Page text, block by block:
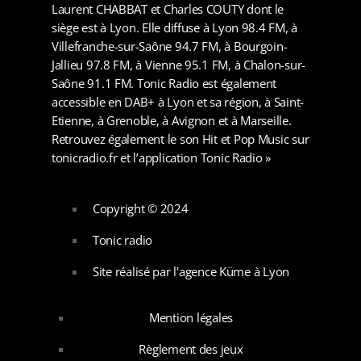
Laurent CHABBAT et Charles COUTY dont le
siège est à Lyon. Elle diffuse à Lyon 98.4 FM, à
Villefranche-sur-Saône 94.7 FM, à Bourgoin-
Jallieu 97.8 FM, à Vienne 95.1 FM, à Chalon-sur-
Saône 91.1 FM. Tonic Radio est également
accessible en DAB+ à Lyon et sa région, à Saint-
Etienne, à Grenoble, à Avignon et à Marseille.
Retrouvez également le son Hit et Pop Music sur
tonicradio.fr et l’application Tonic Radio »
Copyright © 2024
Tonic radio
Site réalisé par l'agence Küme à Lyon
Mention légales
Règlement des jeux